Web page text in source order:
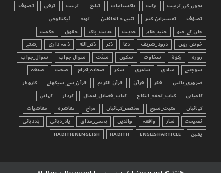
بچوں_کی_تربیت
برکت پاکستانیات تبليغ تربیت ترقی
تصوف
تصوّف
تفسیرابن کثیر تنبیہہ الغافلین توبہ
ٹیکنالوجی
جان_کے_جیو
جنید_طاہر حدیث حدیث_پاک حقوق
حکمت
خوش رہیں
درود_شریف دعا ذکر ذکر_الله ذمہ داری
رشتے
روزہ
زکوٰۃ سخاوت سکون سنّت سوال جواب
سوال_جواب
سوچئیے
شادی شاعری شکر صحابہ_اکرام صحت
صدقہ
ضروری_باتیں
فکر قرآن قرآن الکریم قرآن_سے_سیکھئے
کاروبار
کامیابی
کتاب_تحفہ_النکاح کتاب_فضائل_اعمال کردار
کہانی
کہانیاں
مثبت_سوچ مختصر_کہانیاں مزاح معاشرہ
معاشیات
نصیحت
نماز واقعہ والدین ہنسی_مذاق یاد_دہانی
یاددہانی
یقین
ENGLISHARTICLE
HADITH
HADITHINENGLISH